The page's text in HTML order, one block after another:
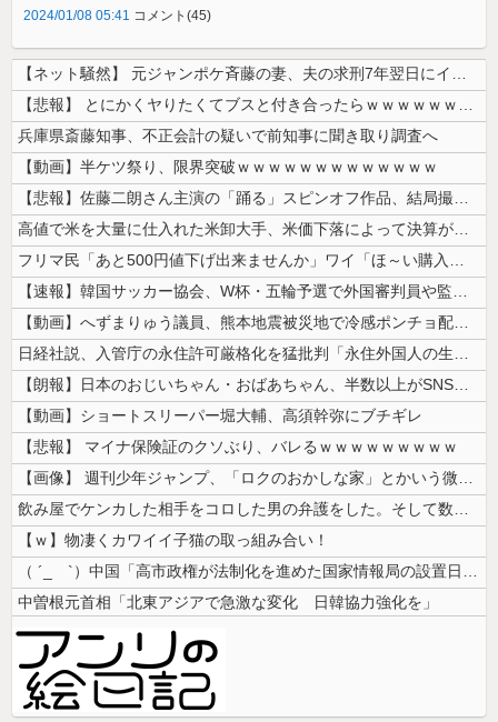
2024/01/08 05:41 コメント(45)
【ネット騒然】 元ジャンポケ斉藤の妻、夫の求刑7年翌日にインスタ更新！...
【悲報】 とにかくヤりたくてブスと付き合ったらｗｗｗｗｗｗｗｗｗｗｗｗ...
兵庫県斎藤知事、不正会計の疑いで前知事に聞き取り調査へ
【動画】半ケツ祭り、限界突破ｗｗｗｗｗｗｗｗｗｗｗｗｗ
【悲報】佐藤二朗さん主演の「踊る」スピンオフ作品、結局撮影中止が決定w...
高値で米を大量に仕入れた米卸大手、米価下落によって決算が凄まじいことに...
フリマ民「あと500円値下げ出来ませんか」ワイ「ほ～い購入ｗ」
【速報】韓国サッカー協会、W杯・五輪予選で外国審判員や監督官を性接待！...
【動画】へずまりゅう議員、熊本地震被災地で冷感ポンチョ配布 → 被災民...
日経社説、入管庁の永住許可厳格化を猛批判「永住外国人の生活保護受給をな...
【朗報】日本のおじいちゃん・おばあちゃん、半数以上がSNSを使いこなし...
【動画】ショートスリーパー堀大輔、高須幹弥にブチギレ
【悲報】 マイナ保険証のクソぶり、バレるｗｗｗｗｗｗｗｗｗ
【画像】 週刊少年ジャンプ、「ロクのおかしな家」とかいう微妙な漫画を巻...
飲み屋でケンカした相手をコロした男の弁護をした。そして数年後、因果応報...
【ｗ】物凄くカワイイ子猫の取っ組み合い！
（ ´_ゝ`）中国「高市政権が法制化を進めた国家情報局の設置日が7月3...
中曽根元首相「北東アジアで急激な変化 日韓協力強化を」